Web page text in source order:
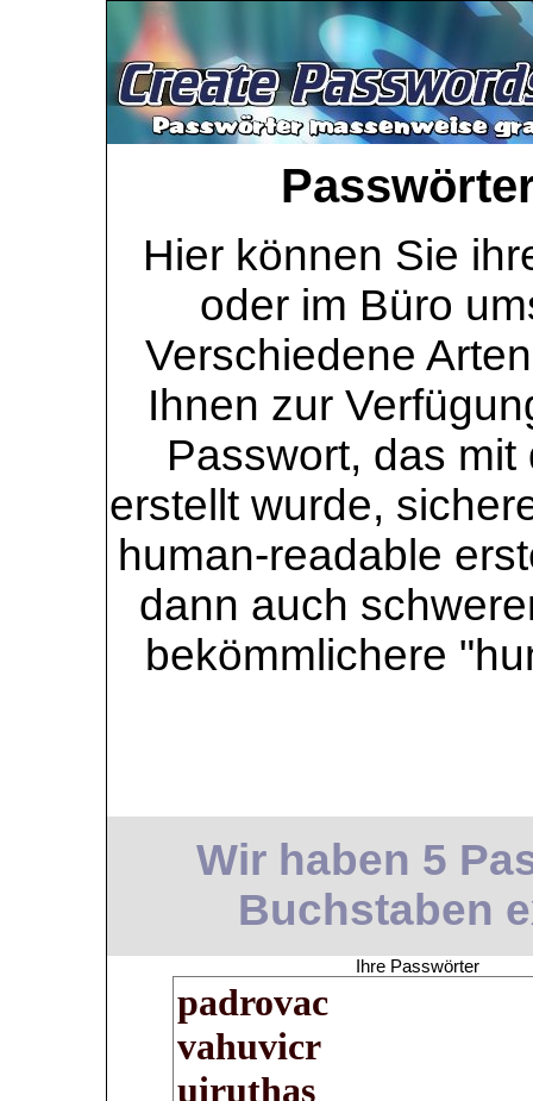
Hier können Sie
oder im Büro
Verschiedene
Ihnen zur
Passwort, das
erstellt wurde,
human-readable
dann auch
bekömmlichere
Wir haben 5
Buchstaben
Ihre Passwörter